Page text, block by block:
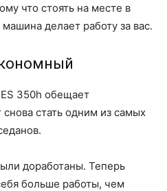
что стоять на месте в
делает работу за вас.
350h обещает
стать одним из самых
доработаны. Теперь
больше работы, чем